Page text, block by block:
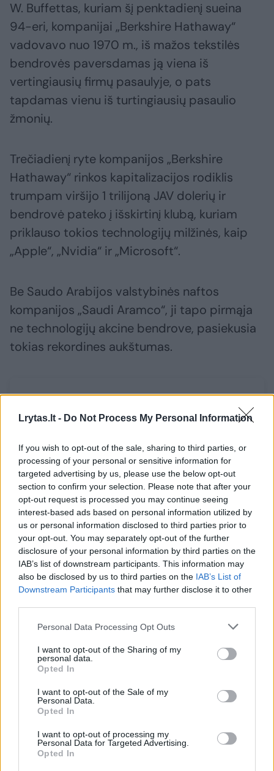
Lrytas.lt - Do Not Process My Personal Information
If you wish to opt-out of the sale, sharing to third parties, or
processing of your personal or sensitive information for
targeted advertising by us, please use the below opt-out
section to confirm your selection. Please note that after your
opt-out request is processed you may continue seeing
interest-based ads based on personal information utilized by
us or personal information disclosed to third parties prior to
your opt-out. You may separately opt-out of the further
disclosure of your personal information by third parties on the
IAB’s list of downstream participants. This information may
also be disclosed by us to third parties on the IAB’s List of
Downstream Participants that may further disclose it to other
Personal Data Processing Opt Outs
I want to opt-out of the Sharing of my
personal data.
Opted In
I want to opt-out of the Sale of my
Personal Data.
Opted In
I want to opt-out of processing my
Personal Data for Targeted Advertising.
Opted In
W. Buffettas, kuriam šį penktadienį sueina
94-eri, kompanijai „Berkshire Hathaway“
vadovavo nuo 1970 m., iš mažos tekstilės
bendrovės paversdamas ją viena iš
vertingiausių firmų pasaulyje, o pats
tapdamas vienu iš turtingiausių pasaulio
žmonių.
Trečiadienį ryte kompanijos „Berkshire
Hathaway“ rinkos kapitalizacijos rodiklis
trumpam viršijo 1 trilijoną JAV dolerių ir
bendrovė pateko į išskirtinį klubą, kuriam
priklauso tokios technologijų milžinės, kaip
„Apple“, „Nvidia“ ir „Microsoft“.
Be Saudo Arabijos valstybinės naftos
kompanijos „Saudi Aramco“, ji tapo pirmąja
ne technologijų akcine bendrove, pasiekusia
tokias rekordines aukštumas.
Susiję straipsniai
Billas Gatesas turtingųjų
sąraše krito dar labiau:
bendražygis „Microsoft“
įkūrėją aplenkė „vos“
milijardu
verslo
Kompanijos „Berkshire Hathaway“ akcijų
vertė 12.15 val. vietos laiku (16.15 val. Grinvičo
laiku) buvo pakilusi maždaug 0,9 proc. ir
pasiekė kiek mažiau nei 995 mlrd. JAV